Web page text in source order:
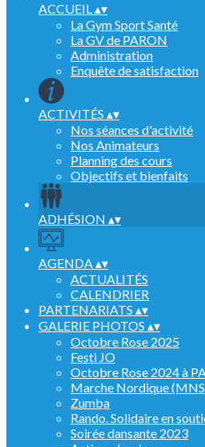
ACCUEIL▴▾
La Gym Sport Santé
La GV de PARON
Administration
Enquête de satisfaction
ACTIVITÉS ▴▾
Nos séances d'activité
Nos Animateurs
Planning des cours
Objectifs et bienfaits
ADHÉSION ▴▾
AGENDA▴▾
ACTUALITÉS
CALENDRIER
PARTENARIATS ▴▾
GALERIE PHOTOS ▴▾
Octobre Rose 2025
Festi JO
Octobre Rose 2024 à
Marche Nordique
Zumba
Rando. Solidaire en
Soirée dansante 2023